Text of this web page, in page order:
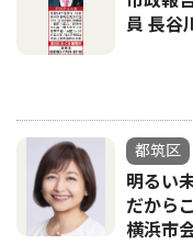
員 長谷
都筑区
明るい
だから
横浜市